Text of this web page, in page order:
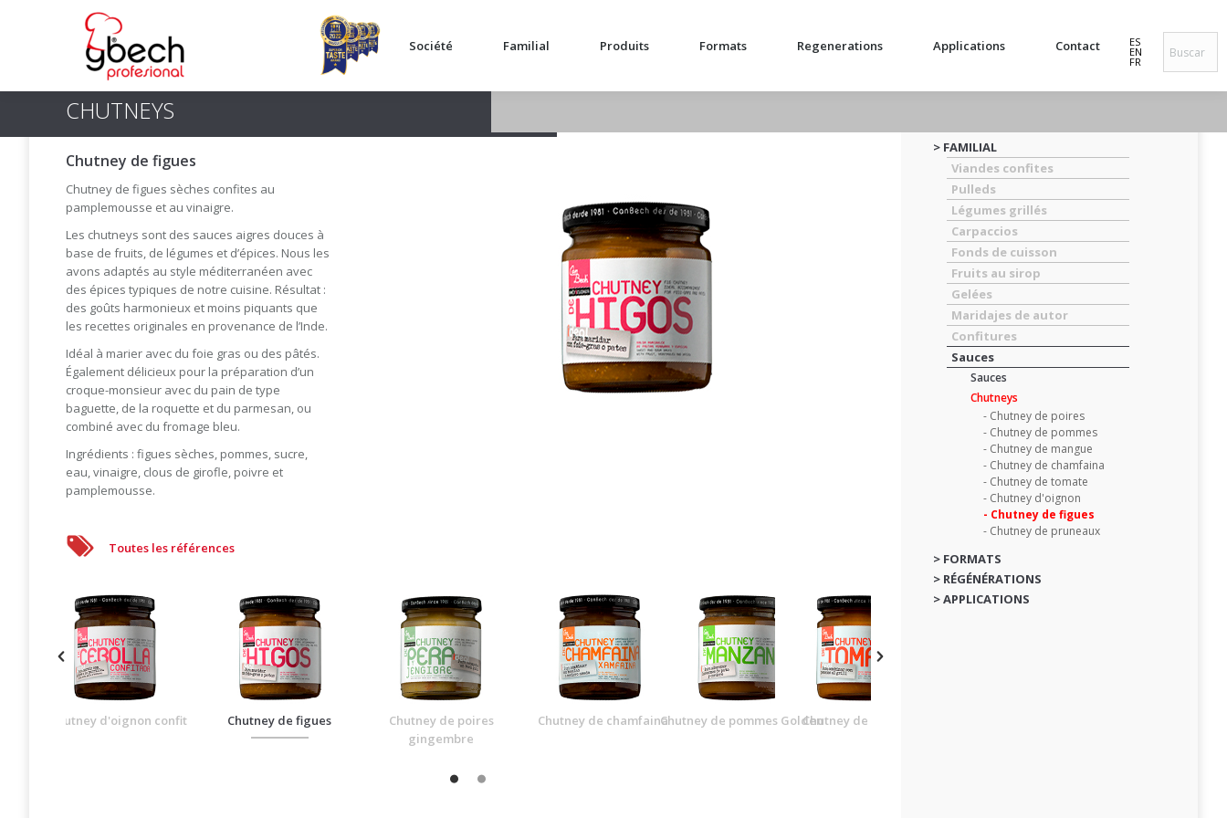
ES
EN
FR
Société Familial Produits Formats Regenerations Applications Contact
CHUTNEYS
Chutney de figues
> FAMILIAL
Viandes confites
Pulleds
Légumes grillés
Carpaccios
Fonds de cuisson
Fruits au sirop
Gelées
Maridajes de autor
Confitures
Sauces
Sauces
Chutneys
- Chutney de poires
- Chutney de pommes
- Chutney de mangue
- Chutney de chamfaina
- Chutney de tomate
- Chutney d'oignon
- Chutney de figues
- Chutney de pruneaux
> FORMATS
> RÉGÉNÉRATIONS
> APPLICATIONS
Chutney de figues sèches confites au
pamplemousse et au vinaigre.
Les chutneys sont des sauces aigres douces à
base de fruits, de légumes et d’épices. Nous les
avons adaptés au style méditerranéen avec
des épices typiques de notre cuisine. Résultat :
des goûts harmonieux et moins piquants que
les recettes originales en provenance de l’Inde.
Idéal à marier avec du foie gras ou des pâtés.
Également délicieux pour la préparation d’un
croque-monsieur avec du pain de type
baguette, de la roquette et du parmesan, ou
combiné avec du fromage bleu.
Ingrédients : figues sèches, pommes, sucre,
eau, vinaigre, clous de girofle, poivre et
pamplemousse.
Toutes les références
Chutney d'oignon confit Chutney de figues
Chutney de poires
gingembre
Chutney de chamfainaChutney de pommes GoldenChutney de tomate